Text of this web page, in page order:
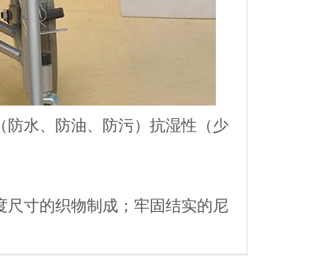
水、防油、防污）抗湿性（少
寸的织物制成；牢固结实的尼